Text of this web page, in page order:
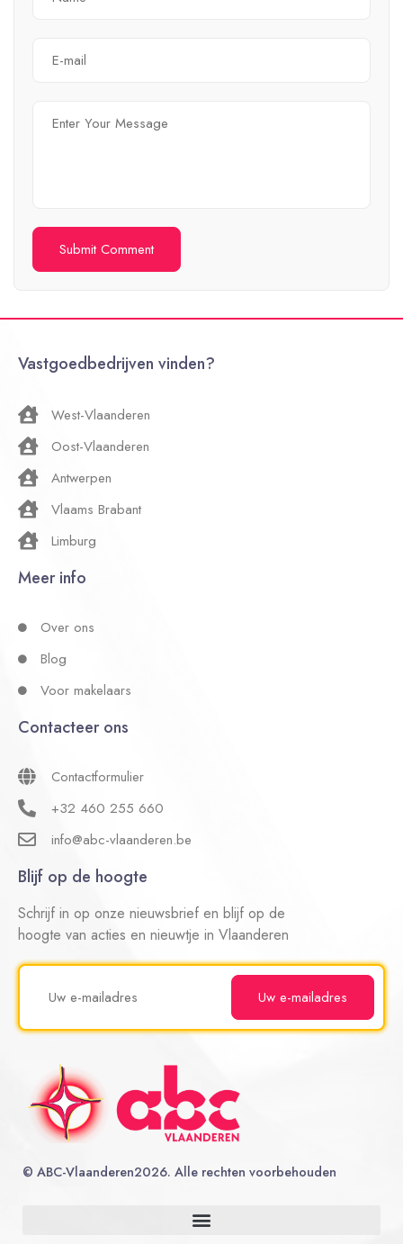
Vastgoedbedrijven vinden?
West-Vlaanderen
Oost-Vlaanderen
Antwerpen
Vlaams Brabant
Limburg
Meer info
Over ons
Blog
Voor makelaars
Contacteer ons
Contactformulier
+32 460 255 660
info@abc-vlaanderen.be
Blijf op de hoogte
Schrijf in op onze nieuwsbrief en blijf op de
hoogte van acties en nieuwtje in Vlaanderen
© ABC-Vlaanderen2026. Alle rechten voorbehouden